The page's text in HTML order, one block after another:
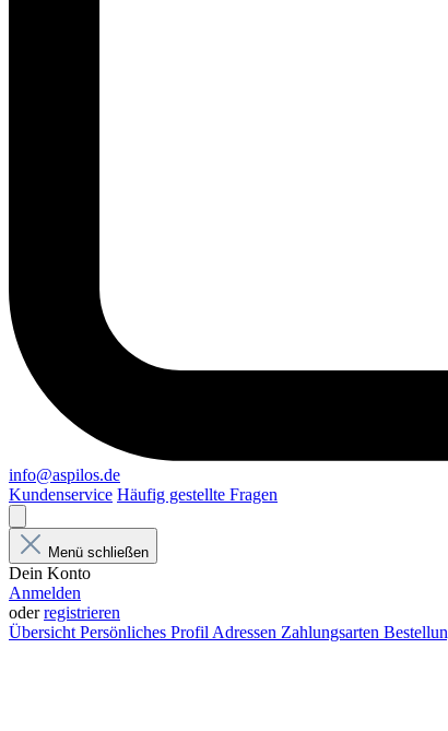
info@aspilos.de
Kundenservice Häufig gestellte Fragen
Menü schließen
Dein Konto
Anmelden
oderregistrieren
ÜbersichtPersönliches ProfilAdressen Zahlungsarten